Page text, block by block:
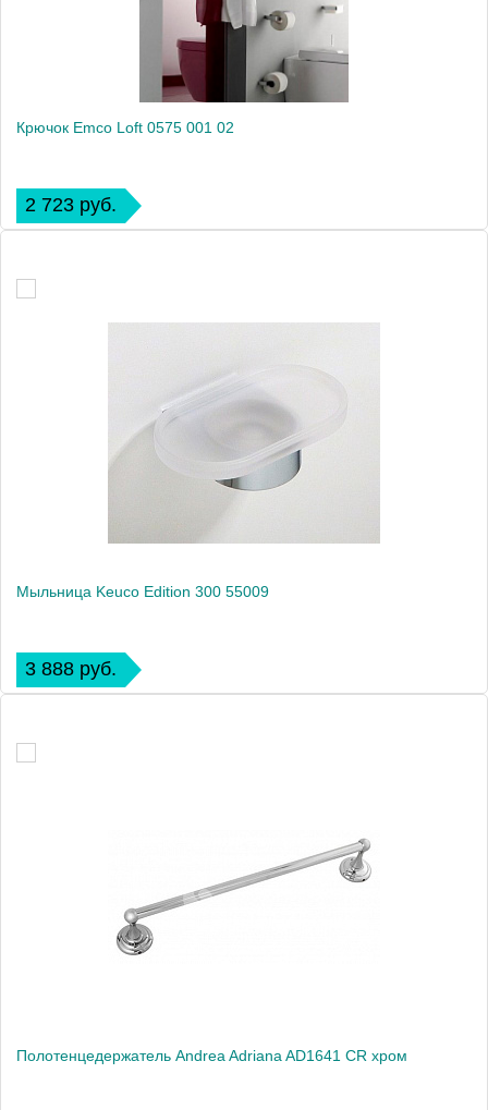
Крючок Emco Loft 0575 001 02
2 723 руб.
Мыльница Keuco Edition 300 55009
3 888 руб.
Полотенцедержатель Andrea Adriana AD1641 CR хром